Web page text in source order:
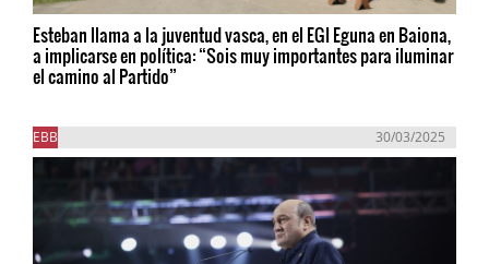
Esteban llama a la juventud vasca, en el EGI Eguna en Baiona,
a implicarse en política: “Sois muy importantes para iluminar
el camino al Partido”
EBB 30/03/2025